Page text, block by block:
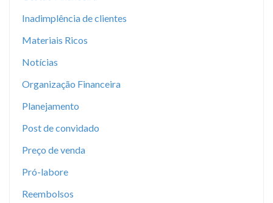
Inadimplência de clientes
Materiais Ricos
Notícias
Organização Financeira
Planejamento
Post de convidado
Preço de venda
Pró-labore
Reembolsos